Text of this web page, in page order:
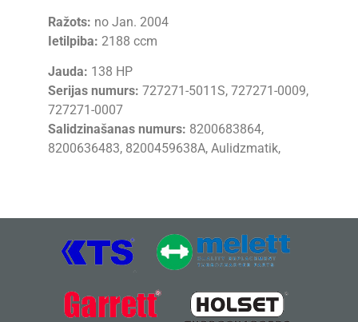
Ražots: no Jan. 2004
Ietilpiba: 2188 ccm
Jauda: 138 HP
Serijas numurs: 727271-5011S, 727271-0009,
727271-0007
Salidzinašanas numurs: 8200683864,
8200636483, 8200459638A, Aulidzmatik,